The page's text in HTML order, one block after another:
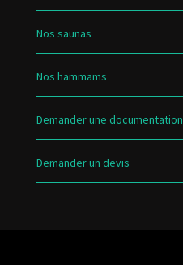
Nos saunas
Nos hammams
Demander une documentation
Demander un devis